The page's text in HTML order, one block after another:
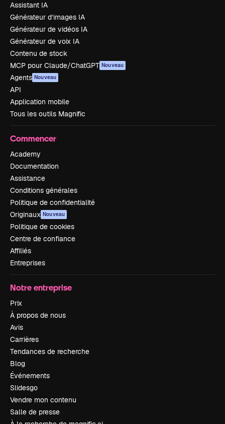
Assistant IA
Générateur d’images IA
Générateur de vidéos IA
Générateur de voix IA
Contenu de stock
MCP pour Claude/ChatGPT Nouveau
Agents Nouveau
API
Application mobile
Tous les outils Magnific
Commencer
Academy
Documentation
Assistance
Conditions générales
Politique de confidentialité
Originaux Nouveau
Politique de cookies
Centre de confiance
Affiliés
Entreprises
Notre entreprise
Prix
À propos de nous
Avis
Carrières
Tendances de recherche
Blog
Événements
Slidesgo
Vendre mon contenu
Salle de presse